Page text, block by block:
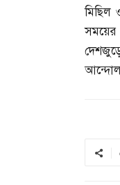
মিছিল
সময়ের